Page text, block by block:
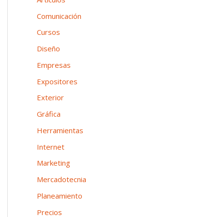
n
e
a
:
Comunicación
Cursos
Diseño
Empresas
Expositores
Exterior
Gráfica
Herramientas
Internet
Marketing
Mercadotecnia
Planeamiento
Precios